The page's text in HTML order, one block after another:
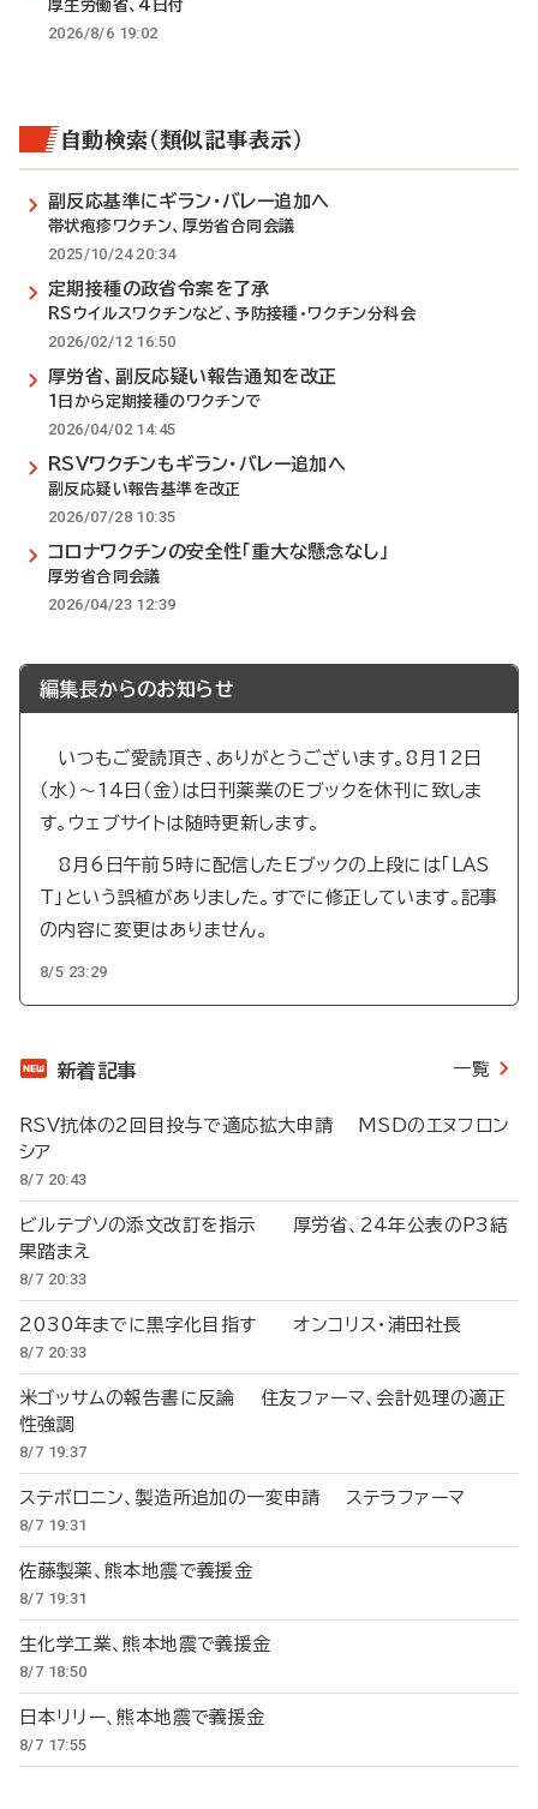
厚生労働省、4日付
2026/8/6 19:02
自動検索（類似記事表示）
副反応基準にギラン・バレー追加へ
帯状疱疹ワクチン、厚労省合同会議
2025/10/24 20:34
定期接種の政省令案を了承
RSウイルスワクチンなど、予防接種・ワクチン分科会
2026/02/12 16:50
厚労省、副反応疑い報告通知を改正
1日から定期接種のワクチンで
2026/04/02 14:45
RSVワクチンもギラン・バレー追加へ
副反応疑い報告基準を改正
2026/07/28 10:35
コロナワクチンの安全性「重大な懸念なし」
厚労省合同会議
2026/04/23 12:39
編集長からのお知らせ
いつもご愛読頂き、ありがとうございます。8月12日
（水）～14日（金）は日刊薬業のEブックを休刊に致しま
す。ウェブサイトは随時更新します。
8月6日午前5時に配信したEブックの上段には「LAS
T」という誤植がありました。すでに修正しています。記事
の内容に変更はありません。
8/5 23:29
新着記事 一覧
RSV抗体の2回目投与で適応拡大申請 MSDのエヌフロン
シア
8/7 20:43
ビルテプソの添文改訂を指示 厚労省、24年公表のP3結
果踏まえ
8/7 20:33
2030年までに黒字化目指す オンコリス・浦田社長
8/7 20:33
米ゴッサムの報告書に反論 住友ファーマ、会計処理の適正
性強調
8/7 19:37
ステボロニン、製造所追加の一変申請 ステラファーマ
8/7 19:31
佐藤製薬、熊本地震で義援金
8/7 19:31
生化学工業、熊本地震で義援金
8/7 18:50
日本リリー、熊本地震で義援金
8/7 17:55